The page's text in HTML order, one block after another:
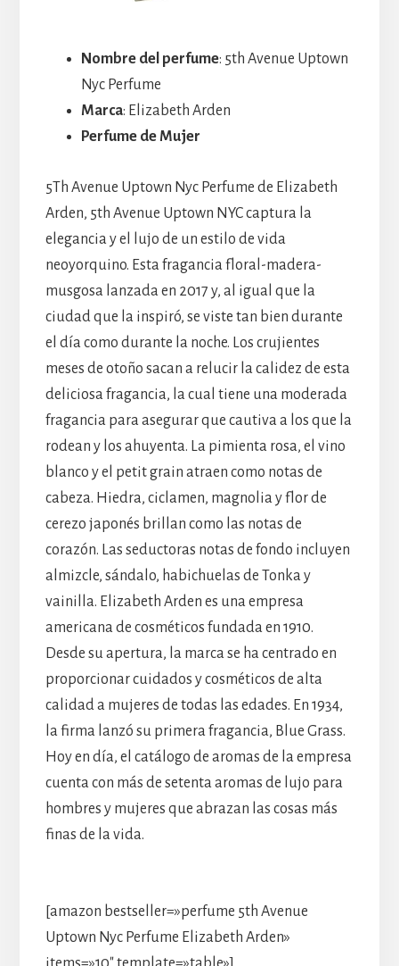
Nombre del perfume: 5th Avenue Uptown
Nyc Perfume
Marca: Elizabeth Arden
Perfume de Mujer
5Th Avenue Uptown Nyc Perfume de Elizabeth
Arden, 5th Avenue Uptown NYC captura la
elegancia y el lujo de un estilo de vida
neoyorquino. Esta fragancia floral-madera-
musgosa lanzada en 2017 y, al igual que la
ciudad que la inspiró, se viste tan bien durante
el día como durante la noche. Los crujientes
meses de otoño sacan a relucir la calidez de esta
deliciosa fragancia, la cual tiene una moderada
fragancia para asegurar que cautiva a los que la
rodean y los ahuyenta. La pimienta rosa, el vino
blanco y el petit grain atraen como notas de
cabeza. Hiedra, ciclamen, magnolia y flor de
cerezo japonés brillan como las notas de
corazón. Las seductoras notas de fondo incluyen
almizcle, sándalo, habichuelas de Tonka y
vainilla. Elizabeth Arden es una empresa
americana de cosméticos fundada en 1910.
Desde su apertura, la marca se ha centrado en
proporcionar cuidados y cosméticos de alta
calidad a mujeres de todas las edades. En 1934,
la firma lanzó su primera fragancia, Blue Grass.
Hoy en día, el catálogo de aromas de la empresa
cuenta con más de setenta aromas de lujo para
hombres y mujeres que abrazan las cosas más
finas de la vida.
[amazon bestseller=»perfume 5th Avenue
Uptown Nyc Perfume Elizabeth Arden»